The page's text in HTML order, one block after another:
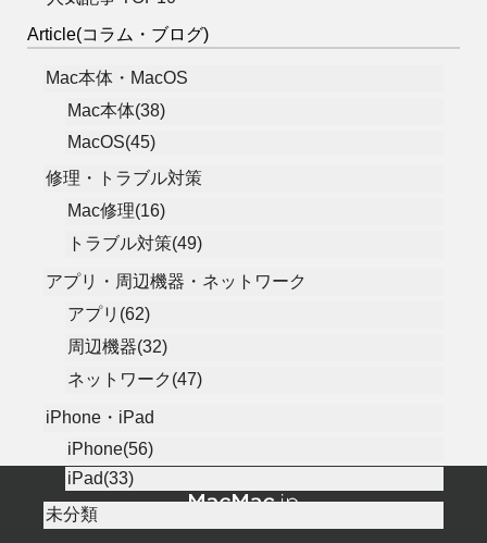
Article(コラム・ブログ)
Mac本体・MacOS
Mac本体(38)
MacOS(45)
修理・トラブル対策
Mac修理(16)
トラブル対策(49)
アプリ・周辺機器・ネットワーク
アプリ(62)
周辺機器(32)
ネットワーク(47)
iPhone・iPad
iPhone(56)
iPad(33)
未分類